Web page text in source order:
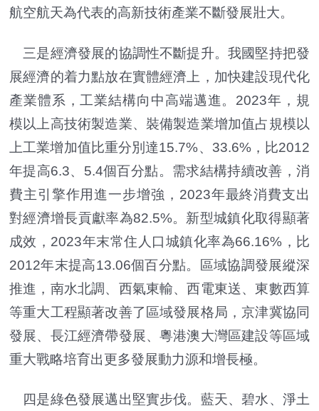
航空航天為代表的高新技術產業不斷發展壯大。
三是經濟發展的協調性不斷提升。我國堅持把發
展經濟的着力點放在實體經濟上，加快建設現代化
產業體系，工業結構向中高端邁進。2023年，規
模以上高技術製造業、裝備製造業增加值占規模以
上工業增加值比重分別達15.7%、33.6%，比2012
年提高6.3、5.4個百分點。需求結構持續改善，消
費主引擎作用進一步增強，2023年最終消費支出
對經濟增長貢獻率為82.5%。新型城鎮化取得顯著
成效，2023年末常住人口城鎮化率為66.16%，比
2012年末提高13.06個百分點。區域協調發展縱深
推進，南水北調、西氣東輸、西電東送、東數西算
等重大工程顯著改善了區域發展格局，京津冀協同
發展、長江經濟帶發展、粵港澳大灣區建設等區域
重大戰略培育出更多發展動力源和增長極。
四是綠色發展邁出堅實步伐。藍天、碧水、淨土